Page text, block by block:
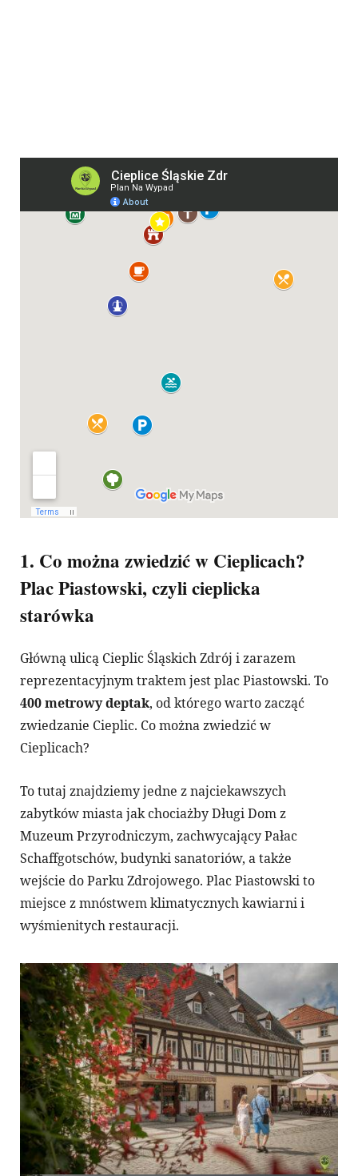
1. Co można zwiedzić w Cieplicach?
Plac Piastowski, czyli cieplicka
starówka
Główną ulicą Cieplic Śląskich Zdrój i zarazem
reprezentacyjnym traktem jest plac Piastowski. To
400 metrowy deptak, od którego warto zacząć
zwiedzanie Cieplic. Co można zwiedzić w
Cieplicach?
To tutaj znajdziemy jedne z najciekawszych
zabytków miasta jak chociażby Długi Dom z
Muzeum Przyrodniczym, zachwycający Pałac
Schaffgotschów, budynki sanatoriów, a także
wejście do Parku Zdrojowego. Plac Piastowski to
miejsce z mnóstwem klimatycznych kawiarni i
wyśmienitych restauracji.